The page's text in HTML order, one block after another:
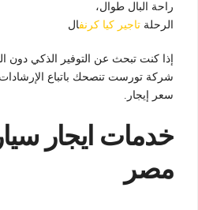
راحة البال طوال،
الرحلة تاجير كيا كرنفال
إذا كنت تبحث عن التوفير الذكي دون
شركة تورست تنصحك باتباع
سعر إيجار.
خدمات ايجار
مصر